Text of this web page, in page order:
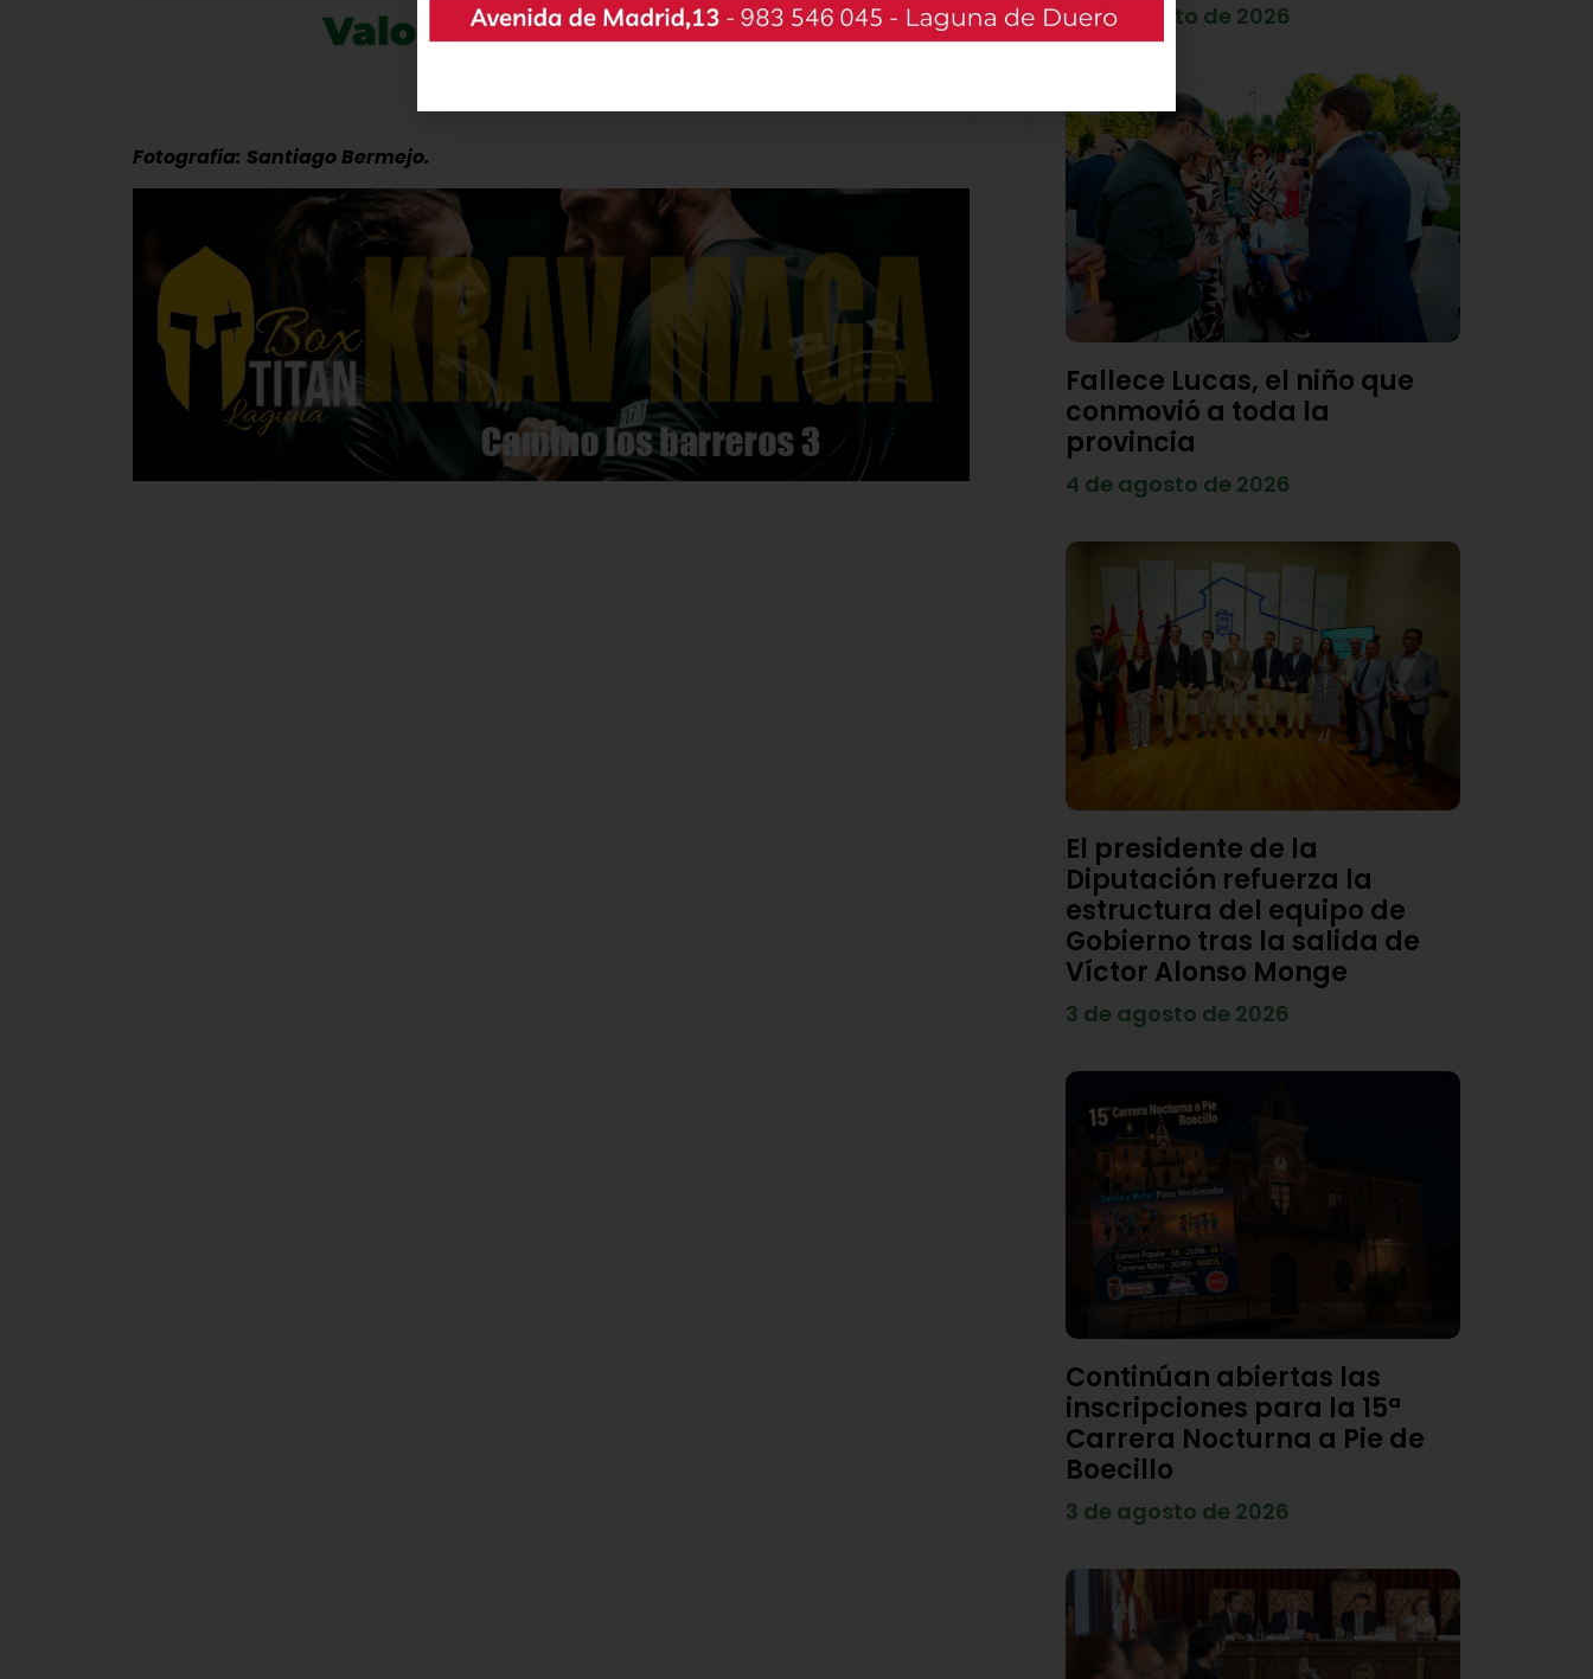
Fotografía: Santiago Bermejo.
4 de agosto de 2026
Fallece Lucas, el niño que
conmovió a toda la
provincia
4 de agosto de 2026
El presidente de la
Diputación refuerza la
estructura del equipo de
Gobierno tras la salida de
Víctor Alonso Monge
3 de agosto de 2026
Continúan abiertas las
inscripciones para la 15ª
Carrera Nocturna a Pie de
Boecillo
3 de agosto de 2026